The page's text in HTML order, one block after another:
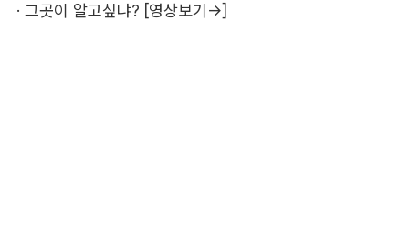
· 그곳이 알고싶냐? [영상보기→]